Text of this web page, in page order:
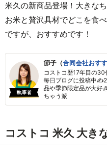
米久の新商品登場！大きな
お米と贅沢具材でどこを食
ですが、おすすめです！
執筆者
節子（合同会社おす
コストコ歴17年目の30
毎日ブログに投稿中
品や季節限定品が大好
ちゃう派
コストコ 米久 大き